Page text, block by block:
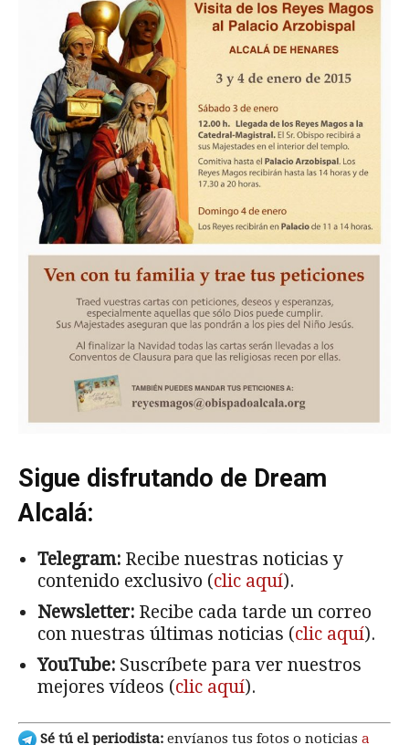
Sigue disfrutando de Dream
Alcalá:
Telegram: Recibe nuestras noticias y
contenido exclusivo (clic aquí).
Newsletter: Recibe cada tarde un correo
con nuestras últimas noticias (clic aquí).
YouTube: Suscríbete para ver nuestros
mejores vídeos (clic aquí).
Sé tú el periodista: envíanos tus fotos o noticias a